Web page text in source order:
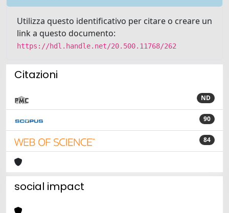
Utilizza questo identificativo per citare o creare un
link a questo documento:
https://hdl.handle.net/20.500.11768/262
Citazioni
ND
90
84
social impact